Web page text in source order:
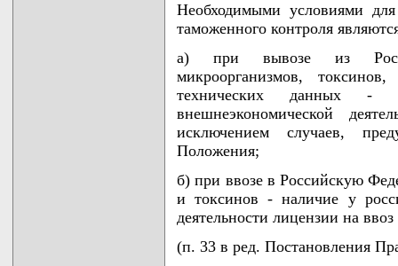
Необходимыми условиями
таможенного контроля
а) при вывозе из
микроорганизмов,
технических данных -
внешнеэкономической
исключением случаев,
Положения;
б) при ввозе в Российскую
и токсинов - наличие у
деятельности лицензии на
(п. 33 в ред. Постановления